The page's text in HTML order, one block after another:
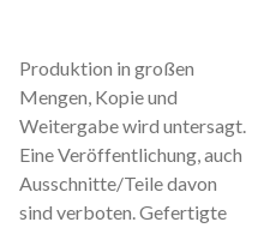
Produktion in großen
Mengen, Kopie und
Weitergabe wird untersagt.
Eine Veröffentlichung, auch
Ausschnitte/Teile davon
sind verboten. Gefertigte